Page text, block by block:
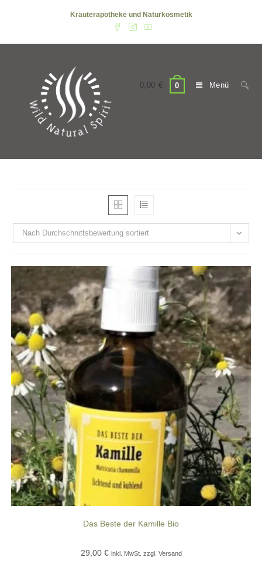
Kräuterapotheke und Naturkosmetik
0,00 € 0 Menü
Nach Durchschnittsbewertung sortiert
Das Beste der Kamille Bio
29,00 € inkl. MwSt. zzgl. Versand